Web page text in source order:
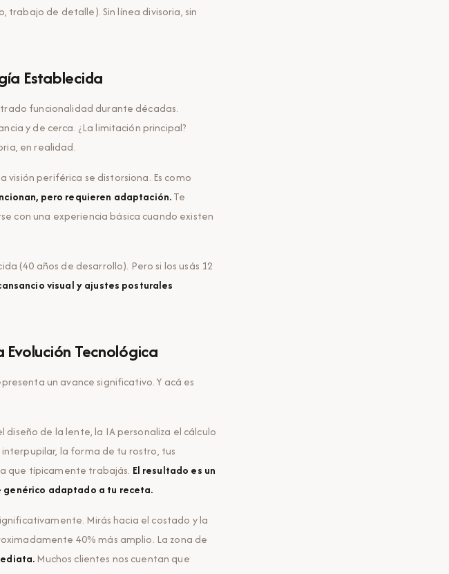
trabajo de detalle). Sin línea divisoria, sin
Establecida
funcionalidad durante décadas.
y de cerca. ¿La limitación principal?
en realidad.
visión periférica se distorsiona. Es como
pero requieren adaptación.Te
con una experiencia básica cuando existen
(40 años de desarrollo). Pero si los usás 12
visual y ajustes posturales
Evolución Tecnológica
un avance significativo. Y acá es
de la lente, la IA personaliza el cálculo
la forma de tu rostro, tus
que típicamente trabajás. El resultado es un
adaptado a tu receta.
Mirás hacia el costado y la
40% más amplio. La zona de
Muchos clientes nos cuentan que